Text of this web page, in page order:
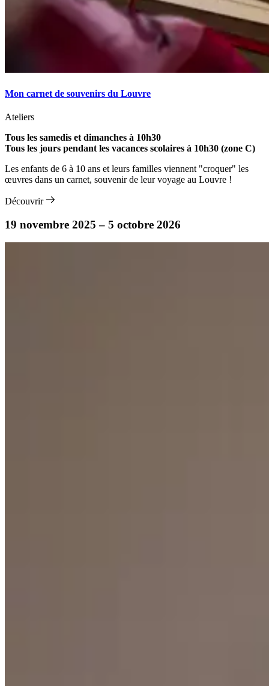
Mon carnet de souvenirs du Louvre
Ateliers
Tous les samedis et dimanches à 10h30
Tous les jours pendant les vacances scolaires à 10h30 (zone C)
Les enfants de 6 à 10 ans et leurs familles viennent "croquer" les
œuvres dans un carnet, souvenir de leur voyage au Louvre !
Découvrir
19 novembre 2025 – 5 octobre 2026